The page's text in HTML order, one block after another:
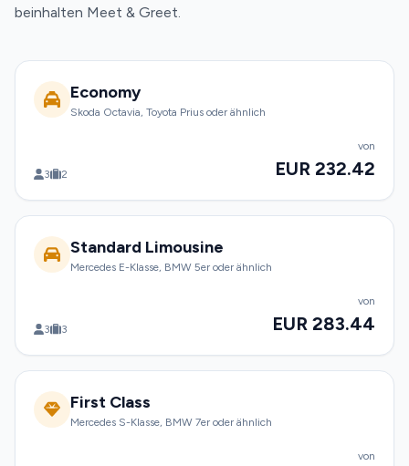
beinhalten Meet & Greet.
Economy
Skoda Octavia, Toyota Prius oder ähnlich
3 2
von
EUR 232.42
Standard Limousine
Mercedes E-Klasse, BMW 5er oder ähnlich
3 3
von
EUR 283.44
First Class
Mercedes S-Klasse, BMW 7er oder ähnlich
von